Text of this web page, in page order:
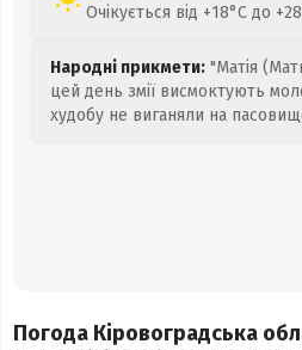
Очікується від +18°C до
Народні прикмети: "Матія
цей день змії висмоктують
худобу не виганяли на
Погода Кіровоградська